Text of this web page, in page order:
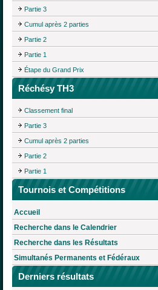
Partie 3
Cumul après 2 parties
Partie 2
Partie 1
Étape du Grand Prix
Réchésy TH3
Classement final
Partie 3
Cumul après 2 parties
Partie 2
Partie 1
Tournois et Compétitions
Accueil
Recherche dans le Calendrier
Recherche dans les Résultats
Simultanés Permanents et Fédéraux
Derniers résultats